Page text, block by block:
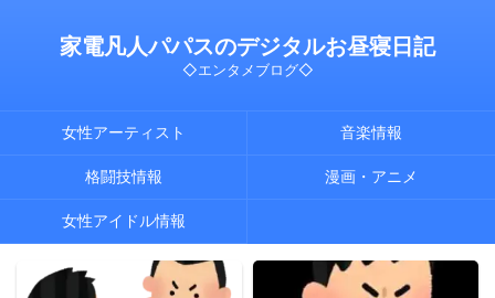
家電凡人パパスのデジタルお昼寝日記
◇エンタメブログ◇
女性アーティスト 音楽情報
格闘技情報 漫画・アニメ
女性アイドル情報